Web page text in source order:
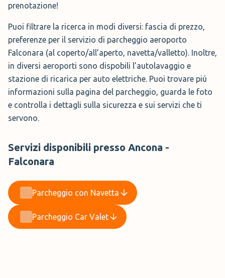
prenotazione!
Puoi filtrare la ricerca in modi diversi: fascia di prezzo,
preferenze per il servizio di parcheggio aeroporto
Falconara (al coperto/all’aperto, navetta/valletto). Inoltre,
in diversi aeroporti sono dispobili l’autolavaggio e
stazione di ricarica per auto elettriche. Puoi trovare piú
informazioni sulla pagina del parcheggio, guarda le foto
e controlla i dettagli sulla sicurezza e sui servizi che ti
servono.
Servizi disponibili presso Ancona -
Falconara
Parcheggio con Navetta
Parcheggio Car Valet